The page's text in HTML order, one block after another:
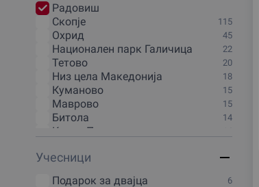
30 минути
4 часа 1
40 минути 1
45 минути 1
5 минути 1
5 часа 1
50 минути 1
6 часа 1
70 минути 1
80 минути 1
Викенд
Радовиш
Скопjе
115
Охрид 45
Национален парк Галичица 22
Тетово 20
Низ цела Македониjа 18
Куманово 15
Маврово 15
Битола 14
Крива Паланка
Кочани 13
Учесници
Подарок за двајца 6